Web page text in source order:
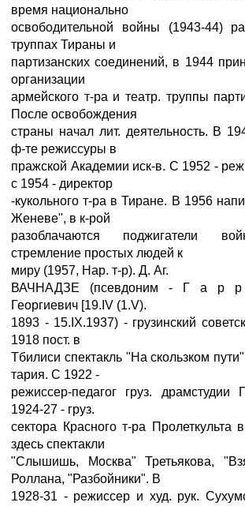
время национально
освободительной войны (1943-44)
труппах Тираны и
партизанских соединений, в 1944
организации
армейского т-ра и театр. труппы
После освобождения
страны начал лит. деятельность. В
ф-те режиссуры в
пражской Академии иск-в. С 1952 -
с 1954 - директор
-кукольного т-ра в Тиране. В 1956
Женеве", в к-рой
разоблачаются поджигатели
стремление простых людей к
миру (1957, Hap. т-р). Д. Аг.
ВАЧНАДЗЕ (псевдоним - Г a p p
Георгиевич [19.IV (1.V).
1893 - 15.IX.1937) - грузинский
1918 пост. в
Тбилиси спектакль "На скользком
тария. С 1922 -
режиссер-педагог груз. драмстудии
1924-27 - груз.
сектора Красного т-ра Пролеткульта
здесь спектакли
"Слышишь, Москва" Третьякова,
Роллана, "Разбойники". В
1928-31 - режиссер и худ. рук.